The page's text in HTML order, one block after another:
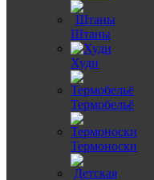
Штаны
Худи
Термобельё
Термоноски